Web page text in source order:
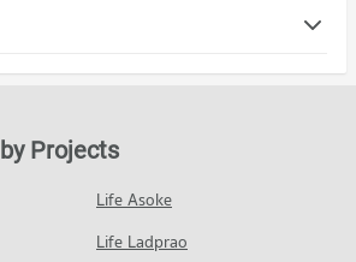
Ramkhamhaeng
Road
Road
Road
Projects
Life Asoke
Life Ladprao